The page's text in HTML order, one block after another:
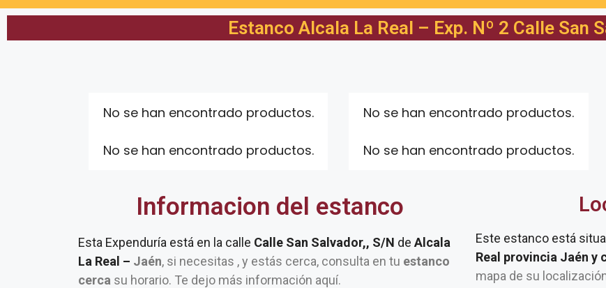
Estanco Alcala La Real – Exp. Nº 2 Calle San
No se han encontrado productos.
No se han encontrado productos.
No se han encontrado productos.
No se han encontrado productos.
Informacion del estanco
Esta Expenduría está en la calle Calle San Salvador,, S/N de Alcala
La Real – Jaén, si necesitas , y estás cerca, consulta en tu estanco
cerca su horario. Te dejo más información aquí.
Este estanco está
Real provincia Jaén y
mapa de su